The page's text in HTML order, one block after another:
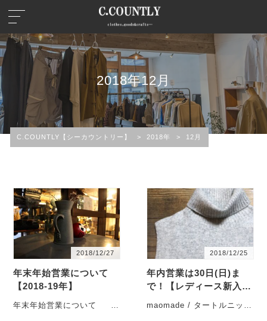
2018年12月
C.COUNTLY【シーカウントリー】 > 2018年 > 12月
2018/12/27
年末年始営業について
【2018-19年】
年末年始営業について
2018/12/25
年内営業は30日(日)ま
で！【レディース新入
ルニットベストの入荷で
maomade / タートルニット